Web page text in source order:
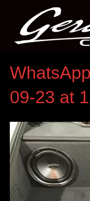
09-23 at